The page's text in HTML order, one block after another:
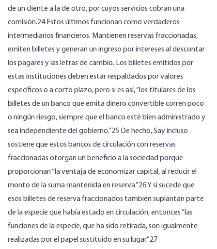
de un cliente a la de otro, por cuyos servicios cobran una
comisión.24 Estos últimos funcionan como verdaderos
intermediarios financieros. Mantienen reservas fraccionadas,
emiten billetes y generan un ingreso por intereses al descontar
los pagarés y las letras de cambio. Los billetes emitidos por
estas instituciones deben estar respaldados por valores
específicos o a corto plazo, pero si es así, “los titulares de los
billetes de un banco que emita dinero convertible corren poco
o ningún riesgo, siempre que el banco esté bien administrado y
sea independiente del gobierno.”25 De hecho, Say incluso
sostiene que estos bancos de circulación con reservas
fraccionadas otorgan un beneficio a la sociedad porque
proporcionan “la ventaja de economizar capital, al reducir el
monto de la suma mantenida en reserva.”26 Y si sucede que
esos billetes de reserva fraccionados también suplantan parte
de la especie que había estado en circulación, entonces “las
funciones de la especie, que ha sido retirada, son igualmente
realizadas por el papel sustituido en su lugar.”27